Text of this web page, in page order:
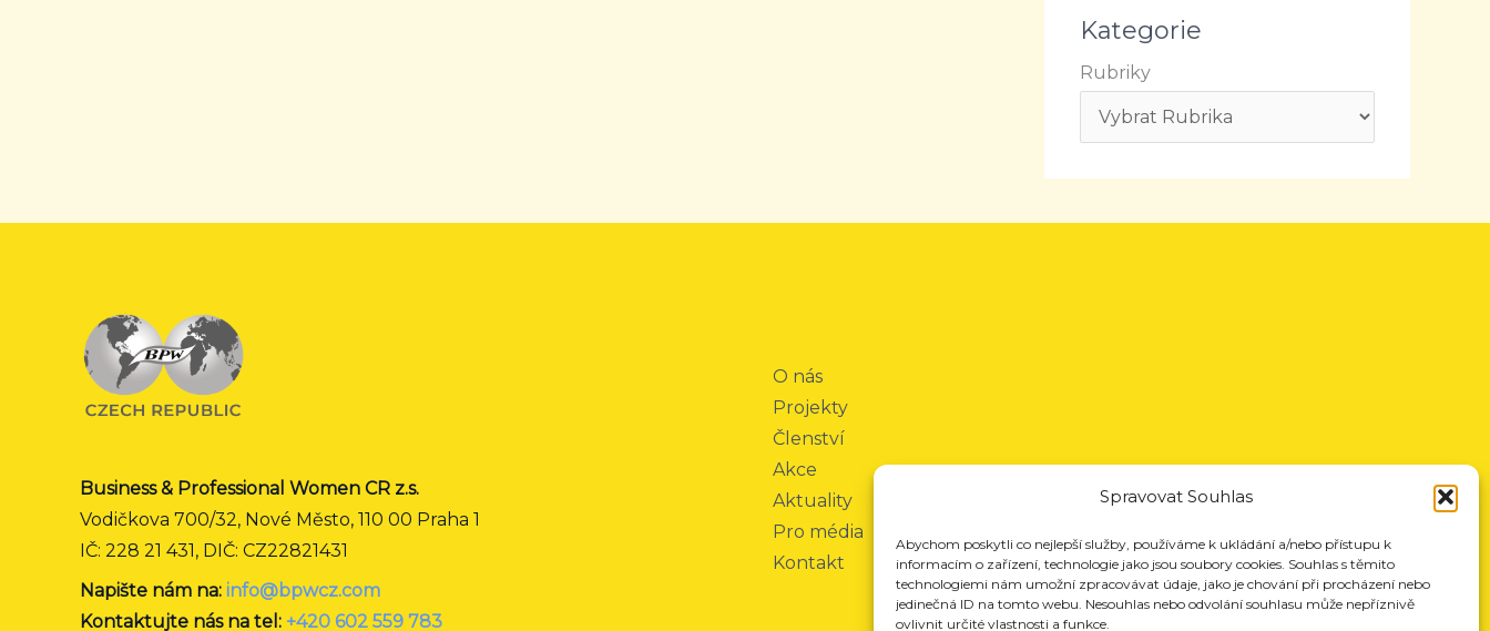
Spravovat Souhlas
Abychom poskytli co nejlepší služby, používáme k ukládání a/nebo přístupu k
informacím o zařízení, technologie jako jsou soubory cookies. Souhlas s těmito
technologiemi nám umožní zpracovávat údaje, jako je chování při procházení nebo
jedinečná ID na tomto webu. Nesouhlas nebo odvolání souhlasu může nepříznivě
ovlivnit určité vlastnosti a funkce.
Kategorie
Rubriky
Business & Professional Women CR z.s.
Vodičkova 700/32, Nové Město, 110 00 Praha 1
IČ: 228 21 431, DIČ: CZ22821431
Napište nám na: info@bpwcz.com
Kontaktujte nás na tel: +420 602 559 783
O nás
Projekty
Členství
Akce
Aktuality
Pro média
Kontakt